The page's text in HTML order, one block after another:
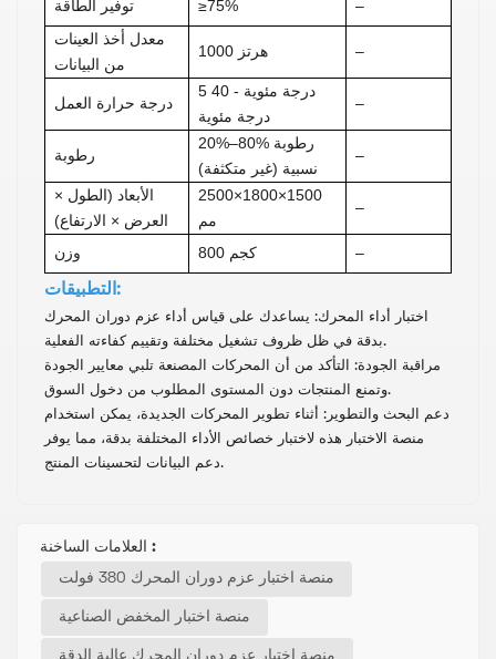
توفير الطاقة ≥75%
–
معدل أخذ العينات
من البيانات
1000 هرتز –
درجة حرارة العمل
5 درجة مئوية - 40
درجة مئوية
–
رطوبة
20%–80% رطوبة
نسبية (غير متكثفة)
–
الأبعاد (الطول ×
العرض × الارتفاع)
2500×1800×1500
مم
–
وزن 800 كجم –
التطبيقات:
اختبار أداء المحرك: يساعدك على قياس أداء عزم دوران المحرك
بدقة في ظل ظروف تشغيل مختلفة وتقييم كفاءته الفعلية.
مراقبة الجودة: التأكد من أن المحركات المصنعة تلبي معايير الجودة
وتمنع المنتجات دون المستوى المطلوب من دخول السوق.
دعم البحث والتطوير: أثناء تطوير المحركات الجديدة، يمكن استخدام
منصة الاختبار هذه لاختبار خصائص الأداء المختلفة بدقة، مما يوفر
دعم البيانات لتحسينات المنتج.
العلامات الساخنة :
منصة اختبار عزم دوران المحرك 380 فولت
منصة اختبار المخفض الصناعية
منصة اختبار عزم دوران المحرك عالية الدقة